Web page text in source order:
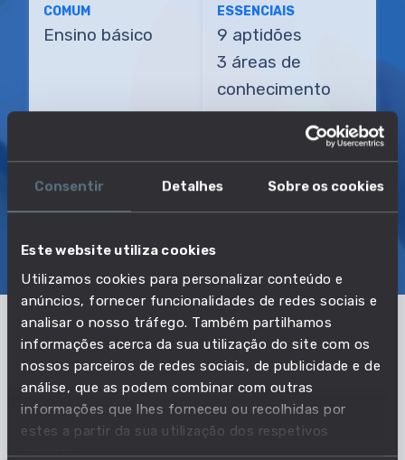
Consentir Detalhes Sobre os cookies
Este website utiliza cookies
Utilizamos cookies para personalizar conteúdo e
anúncios, fornecer funcionalidades de redes sociais e
analisar o nosso tráfego. Também partilhamos
informações acerca da sua utilização do site com os
nossos parceiros de redes sociais, de publicidade e de
análise, que as podem combinar com outras
informações que lhes forneceu ou recolhidas por
estes a partir da sua utilização dos respetivos
serviços.
COMUM
Ensino básico
ESSENCIAIS
9 aptidões
3 áreas de
conhecimento
Moldador de porcelana e cerâmica
SOBRE
EMPREGO E SALÁRIO
EDUCAÇÃO E COMPETÊNCIASTRANSIÇÕES
Pertencente à profissão:
Oleiros e similares
VER PROFISSÃO